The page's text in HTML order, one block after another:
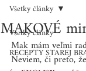
Všetky články
RECEPTY STAREJ
Všetky články
MAKOVÉ
Mak mám veľmi
Neviem, či preto,